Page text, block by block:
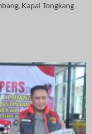
Kapal Tongkang